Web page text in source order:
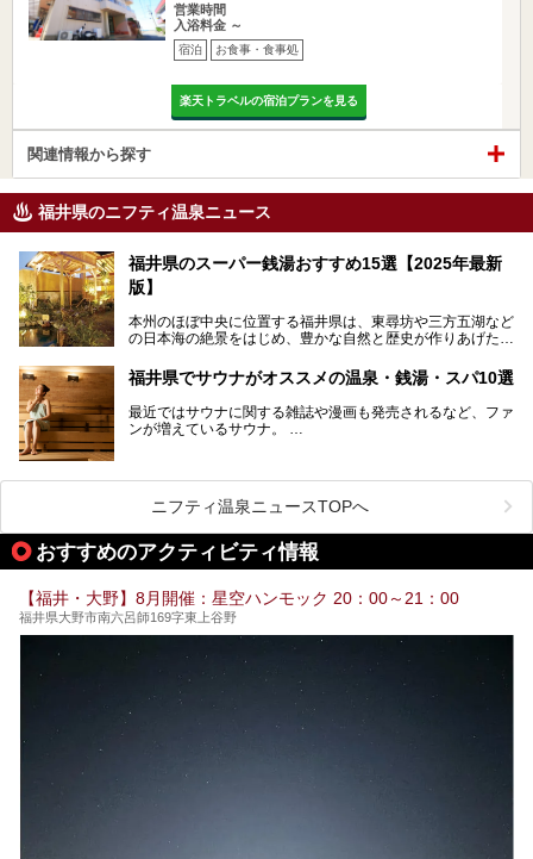
営業時間
入浴料金 ～
宿泊 お食事・食事処
楽天トラベルの宿泊プランを見る
関連情報から探す
福井県のニフティ温泉ニュース
福井県のスーパー銭湯おすすめ15選【2025年最新
版】
本州のほぼ中央に位置する福井県は、東尋坊や三方五湖など
の日本海の絶景をはじめ、豊かな自然と歴史が作りあげた見
る海産物、越前そば、ソースかつ丼などのグルメも人気で
す。
2024年春の北陸新幹線の延伸により、関西地方のみならず
首都圏からもアクセスしやすくなりました。今回は、そんな
福井県でおすすめのスーパー銭湯をご紹介します。
福井県でサウナがオススメの温泉・銭湯・スパ10選
最近ではサウナに関する雑誌や漫画も発売されるなど、ファ
ンが増えているサウナ。
チームサウナ、塩サウナなどが存在し、施設によって様々な
こだわりを持つ施設も増えています。
ススメ温泉・銭湯・スパを10件まとめてご紹介します。
ニフティ温泉ニュースTOPへ
おすすめのアクティビティ情報
【福井・大野】8月開催：星空ハンモック 20：00～21：00
福井県大野市南六呂師169字東上谷野